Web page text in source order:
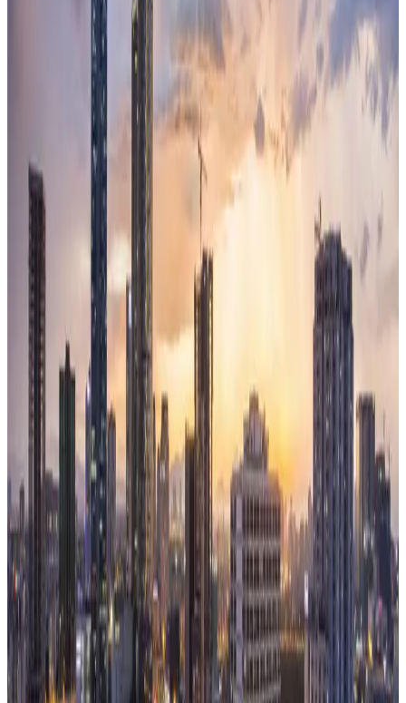
本記事では、CoinbaseとMorphoが共同で提供する
「Bitcoin-Backed Loans with Morpho」を題材に、
CeFi（中央集権型金融）とDeFi（分散型金融）のそれぞれ
の役割と、両者を組み合わせたCeDeFiとい...
ドル建てではないステーブルコインは、どう生き
残るのか
すでに48兆円近く発行されているステーブルコインの多く
は、基軸通貨である米国のドル建てです。 日本ですでに発
行されているJPYCや今後発行予定のJPYSCはいずれも日本
円建てであり、米ドル以外の非基軸通貨で発行される事例は
まだ珍しいのが現...
記事を読む
Hyperliquid（ハイパーリキッド）は既存金融に何
をもたらすのか【Onchain Report】
本レポートでは、暗号資産デリバティブ市場で存在感を急速
に高める分散型取引所（DEX）「Hyperliquid（ハイパーリ
キッド）」を取り上げます。 Hyperliquidは、暗号資産にと
どまらず、銀・原油・金・米国株・為替などの従来型金融...
記事を読む
ステーブルコイン決済は「送金するだけ」ではな
い！4つの決済パターンとユーザー体験
ステーブルコインを決済に組み込む際に考慮すべきことは、